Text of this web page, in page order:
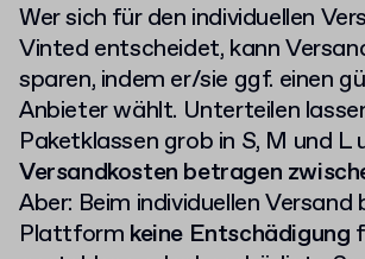
Wer sich für den individuellen
Vinted entscheidet, kann
sparen, indem er/sie ggf. einen
Anbieter wählt. Unterteilen
Paketklassen grob in S, M und L
Versandkosten betragen
Aber: Beim individuellen Versand
Plattform keine Entschädigung